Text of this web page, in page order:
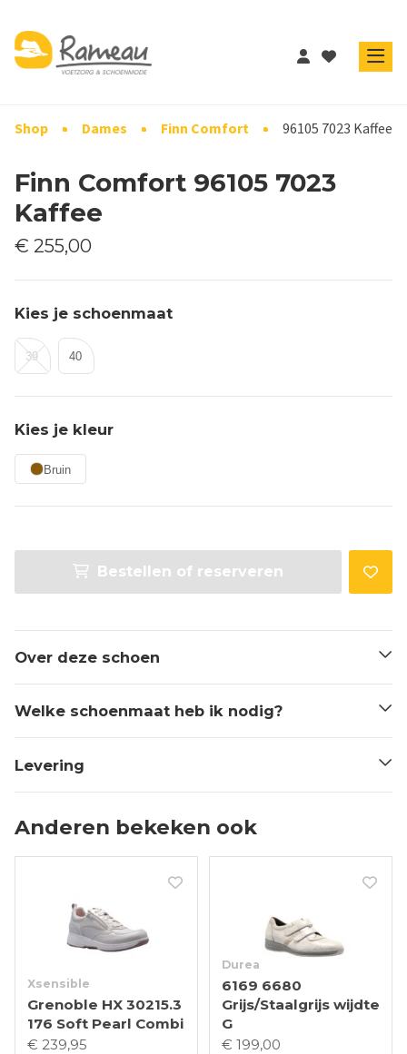
Shop Dames Finn Comfort 96105 7023 Kaffee
Finn Comfort 96105 7023
Kaffee
€ 255,00
Kies je schoenmaat
39 40
Kies je kleur
Bruin
Bestellen of reserveren
Over deze schoen
Welke schoenmaat heb ik nodig?
Levering
Anderen bekeken ook
Xsensible
Grenoble HX 30215.3
176 Soft Pearl Combi
€ 239,95
Durea
6169 6680
Grijs/Staalgrijs wijdte
G
€ 199,00